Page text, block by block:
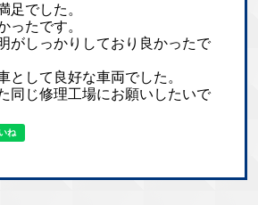
足でした。
ったです。
がしっかりしており良かったで
として良好な車両でした。
同じ修理工場にお願いしたいで